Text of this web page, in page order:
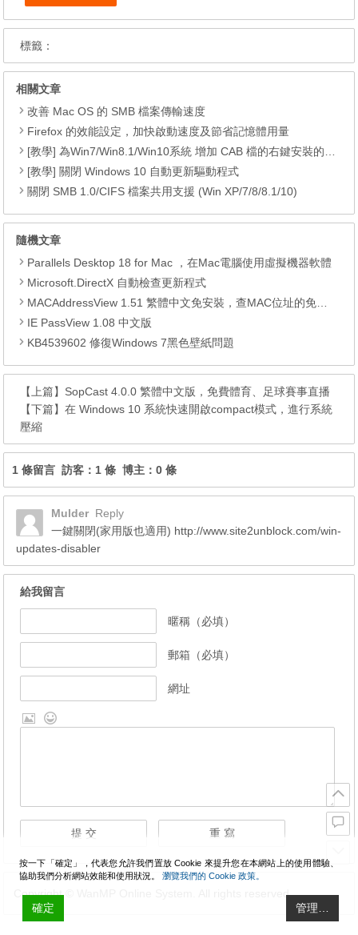
標籤：
相關文章
改善 Mac OS 的 SMB 檔案傳輸速度
Firefox 的效能設定，加快啟動速度及節省記憶體用量
[教學] 為Win7/Win8.1/Win10系統 增加 CAB 檔的右鍵安裝的功能
[教學] 關閉 Windows 10 自動更新驅動程式
關閉 SMB 1.0/CIFS 檔案共用支援 (Win XP/7/8/8.1/10)
隨機文章
Parallels Desktop 18 for Mac ，在Mac電腦使用虛擬機器軟體
Microsoft.DirectX 自動檢查更新程式
MACAddressView 1.51 繁體中文免安裝，查MAC位址的免費軟體
IE PassView 1.08 中文版
KB4539602 修復Windows 7黑色壁紙問題
【上篇】 SopCast 4.0.0 繁體中文版，免費體育、足球賽事直播
【下篇】在 Windows 10 系統快​​速開啟comp​​act模式，進行系統
壓縮
1 條留言 訪客：1 條 博主：0 條
Mulder Reply
一鍵關閉(家用版也適用) http://www.site2unblock.com/win-
updates-disabler
給我留言
暱稱（必填）
郵箱（必填）
網址
Copyright © WanMP Online System. All rights reserved.
按一下「確定」，代表您允許我們置放 Cookie 來提升您在本網站上的使用體驗、
協助我們分析網站效能和使用狀況。 瀏覽我們的 Cookie 政策。
確定 管理…